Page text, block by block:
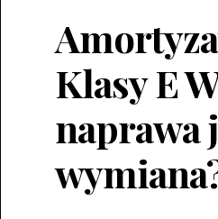
Klasy E
naprawa